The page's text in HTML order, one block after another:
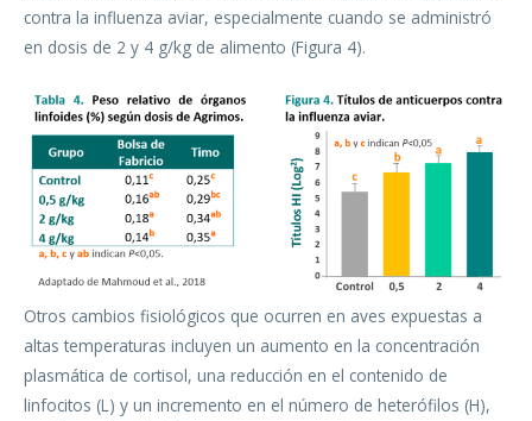
contra la influenza aviar, especialmente cuando se administró
en dosis de 2 y 4 g/kg de alimento (Figura 4).
Otros cambios fisiológicos que ocurren en aves expuestas a
altas temperaturas incluyen un aumento en la concentración
plasmática de cortisol, una reducción en el contenido de
linfocitos (L) y un incremento en el número de heterófilos (H),